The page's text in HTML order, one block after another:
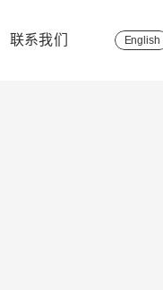
联系我们 English